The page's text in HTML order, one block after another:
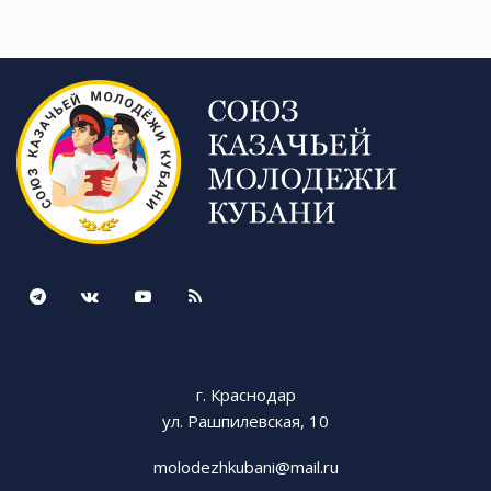
г. Краснодар
ул. Рашпилевская, 10
molodezhkubani@mail.ru